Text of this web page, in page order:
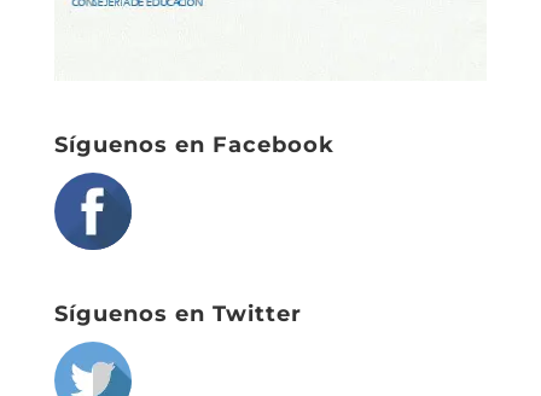
Síguenos en Facebook
Síguenos en Twitter